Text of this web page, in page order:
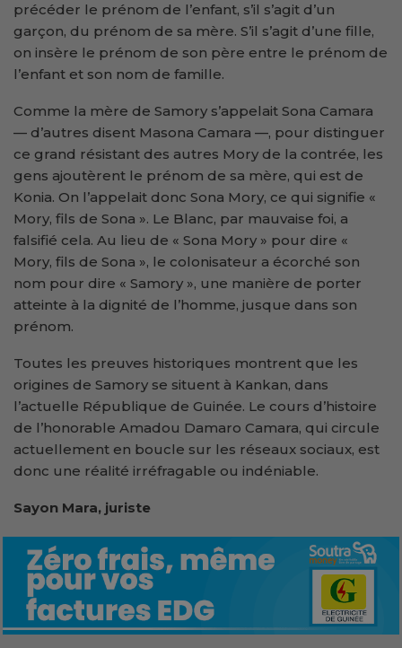
précéder le prénom de l’enfant, s’il s’agit d’un
garçon, du prénom de sa mère. S’il s’agit d’une fille,
on insère le prénom de son père entre le prénom de
l’enfant et son nom de famille.
Comme la mère de Samory s’appelait Sona Camara
— d’autres disent Masona Camara —, pour distinguer
ce grand résistant des autres Mory de la contrée, les
gens ajoutèrent le prénom de sa mère, qui est de
Konia. On l’appelait donc Sona Mory, ce qui signifie «
Mory, fils de Sona ». Le Blanc, par mauvaise foi, a
falsifié cela. Au lieu de « Sona Mory » pour dire «
Mory, fils de Sona », le colonisateur a écorché son
nom pour dire « Samory », une manière de porter
atteinte à la dignité de l’homme, jusque dans son
prénom.
Toutes les preuves historiques montrent que les
origines de Samory se situent à Kankan, dans
l’actuelle République de Guinée. Le cours d’histoire
de l’honorable Amadou Damaro Camara, qui circule
actuellement en boucle sur les réseaux sociaux, est
donc une réalité irréfragable ou indéniable.
Sayon Mara, juriste